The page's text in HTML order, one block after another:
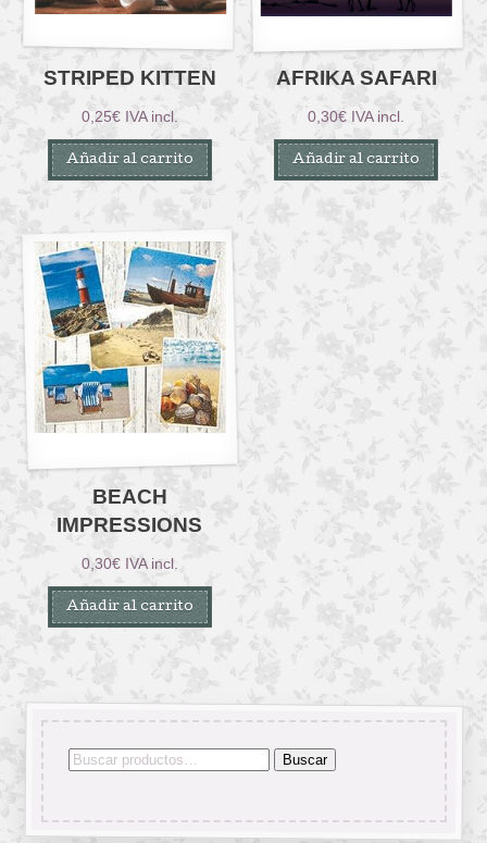
STRIPED KITTEN
0,25€ IVA incl.
Añadir al carrito
AFRIKA SAFARI
0,30€ IVA incl.
Añadir al carrito
BEACH
IMPRESSIONS
0,30€ IVA incl.
Añadir al carrito
Buscar
Buscar